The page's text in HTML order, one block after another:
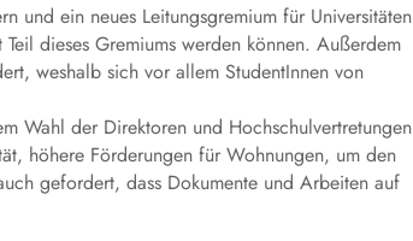
und ein neues Leitungsgremium für Universitäten
dieses Gremiums werden können. Außerdem
weshalb sich vor allem StudentInnen von
Wahl der Direktoren und Hochschulvertretungen
höhere Förderungen für Wohnungen, um den
gefordert, dass Dokumente und Arbeiten auf